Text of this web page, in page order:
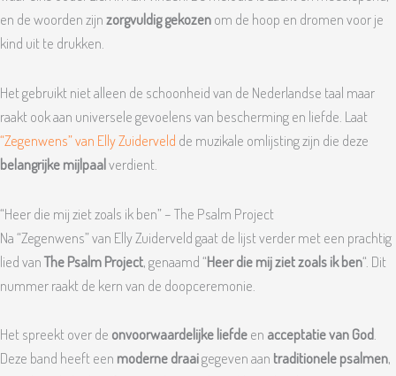
en de woorden zijnzorgvuldig gekozenom de hoop en dromen voor je
kind uit te drukken.
Het gebruikt niet alleen de schoonheid van de Nederlandse taal maar
raakt ook aan universele gevoelens van bescherming en liefde. Laat
“Zegenwens” van Elly Zuiderveld de muzikale omlijsting zijn die deze
belangrijke mijlpaalverdient.
“Heer die mij ziet zoals ik ben” – The Psalm Project
Na “Zegenwens” van Elly Zuiderveld gaat de lijst verder met een prachtig
lied vanThe Psalm Project, genaamd “Heer die mij ziet zoals ik ben“. Dit
nummer raakt de kern van de doopceremonie.
Het spreekt over de onvoorwaardelijke liefdeen acceptatie van God.
Deze band heeft een moderne draaigegeven aan traditionele psalmen,